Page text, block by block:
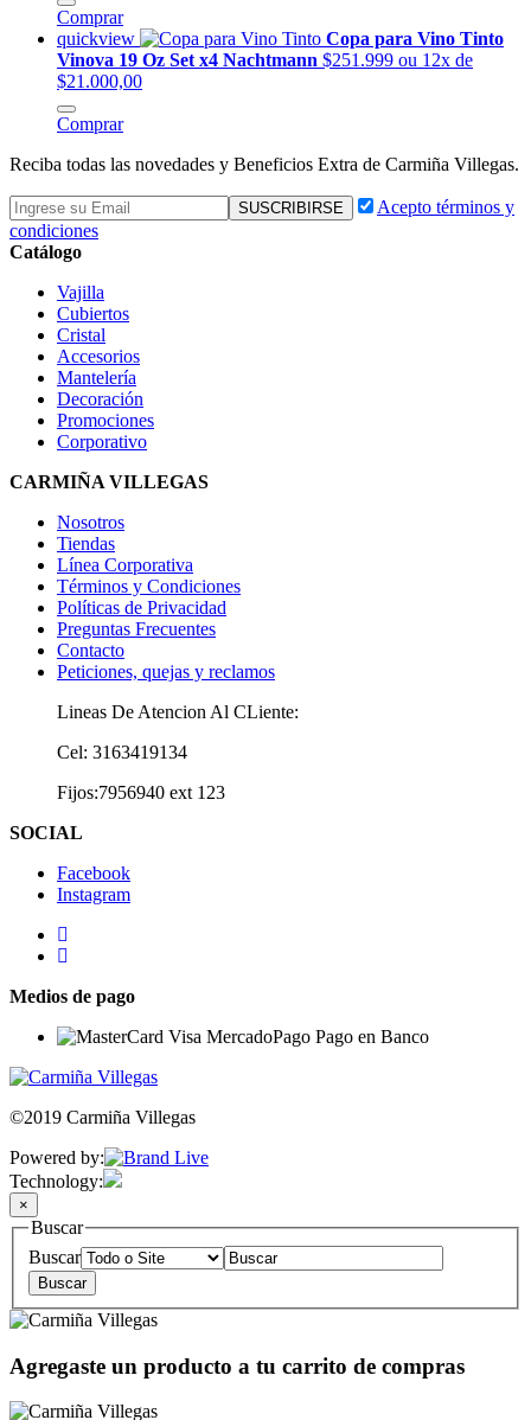
Comprar
quickview
Copa para Vino Tinto
Vinova 19 Oz Set x4 Nachtmann $251.999 ou 12x de
$21.000,00
Comprar
Reciba todas las novedades y Beneficios Extra de Carmiña Villegas.
Acepto términos y
condiciones
Catálogo
Vajilla
Cubiertos
Cristal
Accesorios
Mantelería
Decoración
Promociones
Corporativo
CARMIÑA VILLEGAS
Nosotros
Tiendas
Línea Corporativa
Términos y Condiciones
Políticas de Privacidad
Preguntas Frecuentes
Contacto
Peticiones, quejas y reclamos
Lineas De Atencion Al CLiente:
Cel: 3163419134
Fijos:7956940 ext 123
SOCIAL
Facebook
Instagram
Medios de pago
©2019 Carmiña Villegas
Powered by:
Technology:
×
Buscar
Buscar
Agregaste un producto a tu carrito de compras